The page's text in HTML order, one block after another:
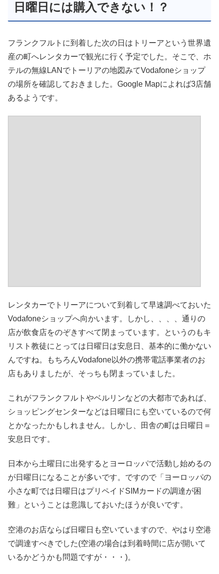
日曜日には購入できない！？
フランクフルトに到着した次の日はトリーアという世界遺
産の町へレンタカーで観光に行く予定でした。そこで、ホ
テルの無線LANでトーリアの地図みてVodafoneショップ
の場所を確認しておきました。Google Mapによれば3店舗
あるようです。
レンタカーでトリーアについて到着して早速調べておいた
Vodafoneショップへ向かいます。しかし、、、、通りの
店が飲食店をのぞきすべて閉まっています。というのもキ
リスト教徒にとっては日曜日は安息日、基本的に働かない
んですね。もちろんVodafone以外の携帯電話事業者のお
店もありましたが、そっちも閉まっていました。
これがフランクフルトやベルリンなどの大都市であれば、
ショッピングセンターなどは日曜日にも空いているので何
とかなったかもしれません。しかし、田舎の町は日曜日＝
安息日です。
日本から土曜日に出発するとヨーロッパで活動し始めるの
が日曜日になることが多いです。ですので「ヨーロッパの
小さな町では日曜日はプリペイドSIMカードの調達が困
難」ということは意識しておいたほうが良いです。
空港のお店ならば日曜日も空いていますので、やはり空港
で調達すべきでした(空港の場合は到着時間に店が開いて
いるかどうかも問題ですが・・・)。